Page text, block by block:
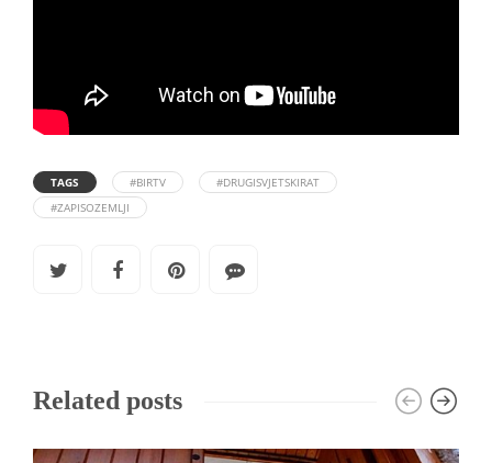
TAGS #BIRTV
#DRUGISVJETSKIRAT
#ZAPISOZEMLJI
Related posts